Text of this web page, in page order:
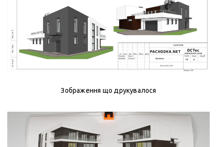
Зображення що друкувалося